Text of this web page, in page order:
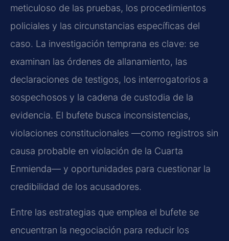
meticuloso de las pruebas, los procedimientos
policiales y las circunstancias específicas del
caso. La investigación temprana es clave: se
examinan las órdenes de allanamiento, las
declaraciones de testigos, los interrogatorios a
sospechosos y la cadena de custodia de la
evidencia. El bufete busca inconsistencias,
violaciones constitucionales —como registros sin
causa probable en violación de la Cuarta
Enmienda— y oportunidades para cuestionar la
credibilidad de los acusadores.
Entre las estrategias que emplea el bufete se
encuentran la negociación para reducir los